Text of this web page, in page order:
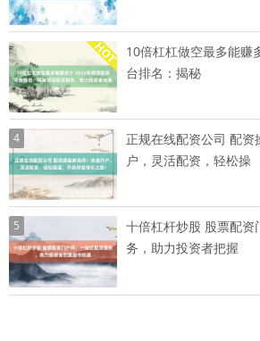
10倍杠杠做空最多能赚
台排名：揭秘
4
正规在线配资公司 配
户，灵活配资，轻松操
5
十倍杠杆炒股 股票配资
务，助力投资者把握